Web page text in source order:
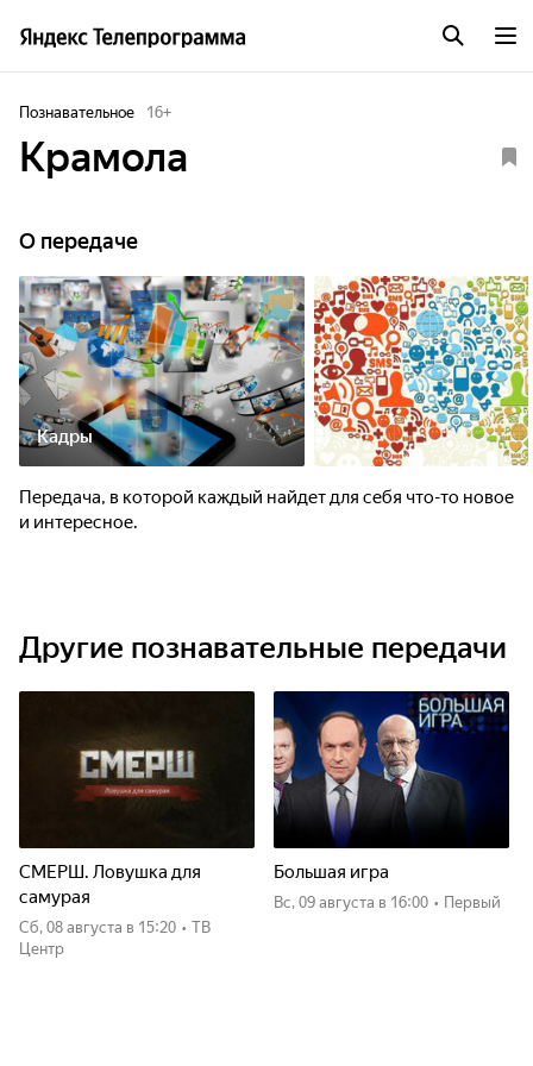
Познавательное 16+
Крамола
О передаче
Кадры
Передача, в которой каждый найдет для себя что-то новое
и интересное.
Другие познавательные передачи
СМЕРШ. Ловушка для
самурая
сб, 08 августа в 15:20 • ТВ
Центр
Большая игра
вс, 09 августа в 16:00 • Первый